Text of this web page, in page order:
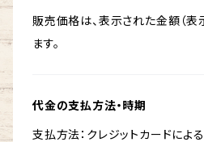
販売価格は、表示された金額（
ます。
代金の支払方法・時期
支払方法：クレジットカードによ